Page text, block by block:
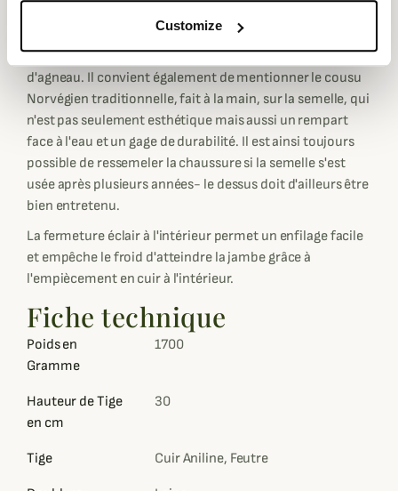
Customize
neige. La semelle intérieure amovible est, comme le reste
de la botte d'hiver, dotée d'une chaude doublure en laine
d'agneau. Il convient également de mentionner le cousu
Norvégien traditionnelle, fait à la main, sur la semelle, qui
n'est pas seulement esthétique mais aussi un rempart
face à l'eau et un gage de durabilité. Il est ainsi toujours
possible de ressemeler la chaussure si la semelle s'est
usée après plusieurs années- le dessus doit d'ailleurs être
bien entretenu.
La fermeture éclair à l'intérieur permet un enfilage facile
et empêche le froid d'atteindre la jambe grâce à
l'empiècement en cuir à l'intérieur.
Fiche technique
Poids en
Gramme
1700
Hauteur de Tige
en cm
30
Tige Cuir Aniline, Feutre